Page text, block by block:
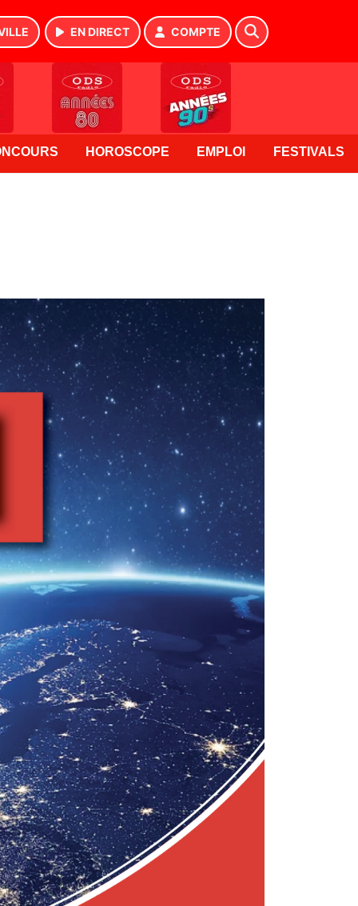
EN DIRECT COMPTE
HOROSCOPE EMPLOI FESTIVALS